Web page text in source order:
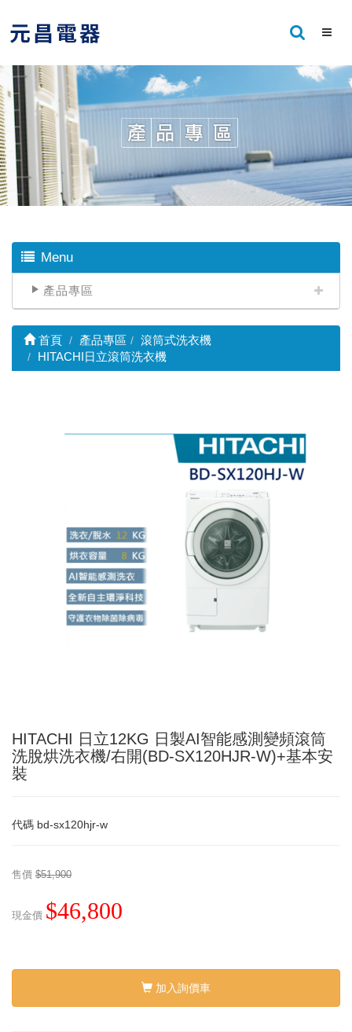
Menu
產品專區
首頁 產品專區
滾筒式洗衣機
HITACHI日立滾筒洗衣機
HITACHI 日立12KG 日製AI智能感測變頻滾筒
洗脫烘洗衣機/右開(BD-SX120HJR-W)+基本安
裝
代碼 bd-sx120hjr-w
售價 $51,900
現金價 $46,800
加入詢價車